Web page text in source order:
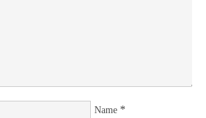
Name *